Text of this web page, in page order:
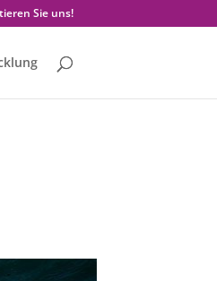
Sie uns!